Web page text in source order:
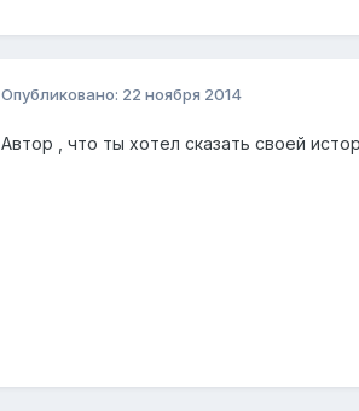
Опубликовано: 22 ноября 2014
Автор , что ты хотел сказать своей